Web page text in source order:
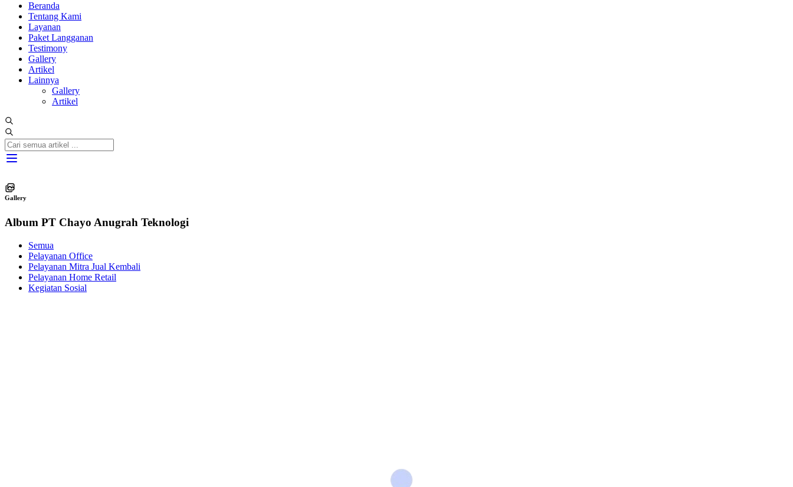
Beranda
Tentang Kami
Layanan
Paket Langganan
Testimony
Gallery
Artikel
Lainnya
Gallery
Artikel
Gallery
Album PT Chayo Anugrah Teknologi
Semua
Pelayanan Office
Pelayanan Mitra Jual Kembali
Pelayanan Home Retail
Kegiatan Sosial